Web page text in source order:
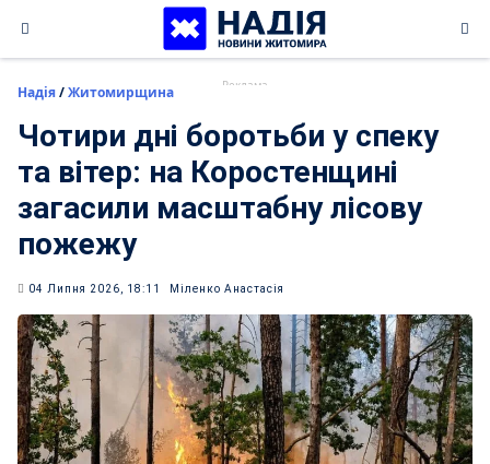
content
Надія/Житомирщина
Чотири дні боротьби у спеку
та вітер: на Коростенщині
загасили масштабну лісову
пожежу
04 Липня 2026, 18:11 Міленко Анастасія